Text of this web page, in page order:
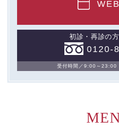
初診・再診の
0120-
受付時間／9:00～23:00